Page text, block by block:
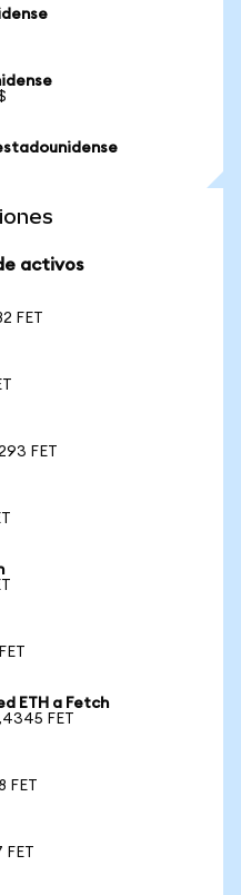
activos
FET
FET
ETH a Fetch
FET
FET
FET